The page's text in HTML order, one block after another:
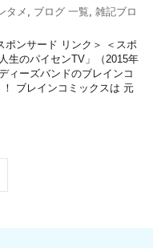
タメ ブログ 一覧 雑記ブロ
ポンサード リンク＞ ＜スポ
生のパイセンTV」（2015年
ィーズバンドのブレインコ
ブレインコミックスは 元